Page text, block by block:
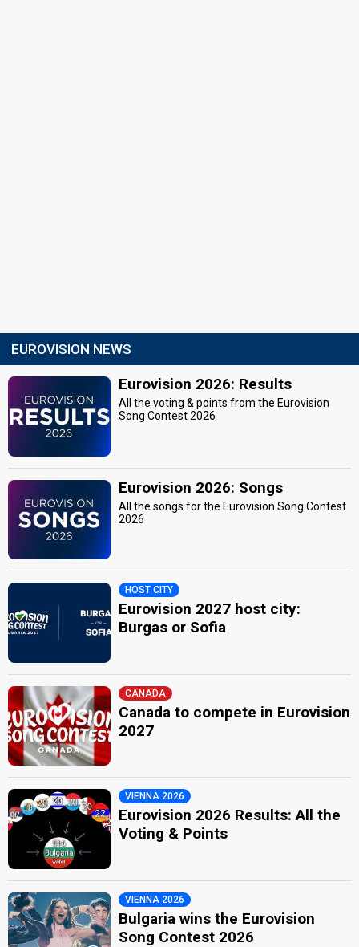
EUROVISION NEWS
Eurovision 2026: Results
All the voting & points from the Eurovision
Song Contest 2026
Eurovision 2026: Songs
All the songs for the Eurovision Song Contest
2026
HOST CITY
Eurovision 2027 host city:
Burgas or Sofia
CANADA
Canada to compete in Eurovision
2027
VIENNA 2026
Eurovision 2026 Results: All the
Voting & Points
VIENNA 2026
Bulgaria wins the Eurovision
Song Contest 2026